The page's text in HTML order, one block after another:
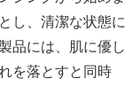
し、清潔な状態に
品には、肌に優し
を落とすと同時